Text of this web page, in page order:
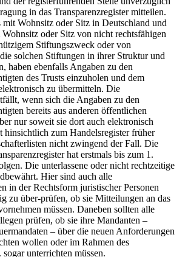
in das Transparenzregister mitteilen.
Wohnsitz oder Sitz in Deutschland und
oder Sitz von nicht rechtsfähigen
Stiftungszweck oder von
solchen Stiftungen in ihrer Struktur und
haben ebenfalls Angaben zu den
des Trusts einzuholen und dem
zu übermitteln. Die
wenn sich die Angaben zu den
bereits aus anderen öffentlichen
nur soweit sie dort auch elektronisch
hinsichtlich zum Handelsregister früher
nicht zwingend der Fall. Die
hat erstmals bis zum 1.
Die unterlassene oder nicht rechtzeitige
Hier sind auch alle
in der Rechtsform juristischer Personen
zu über-prüfen, ob sie Mitteilungen an das
müssen. Daneben sollten alle
prüfen, ob sie ihre Mandanten –
– über die neuen Anforderungen
wollen oder im Rahmen des
unterrichten müssen.